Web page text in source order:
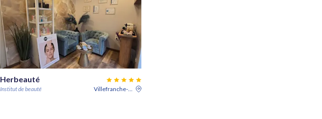
Herbeauté
Institut de beauté Villefranche-sur-Saône